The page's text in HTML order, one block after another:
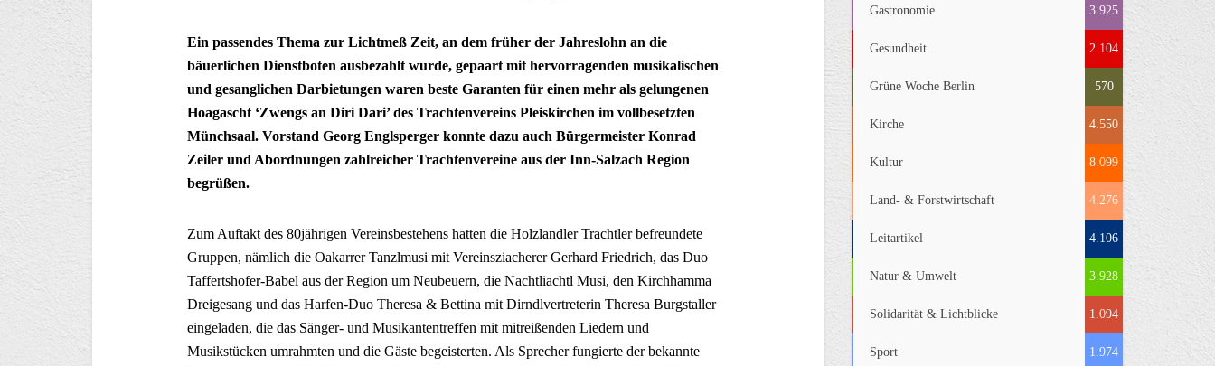
Ein passendes Thema zur Lichtmeß Zeit, an dem früher der Jahreslohn an die
bäuerlichen Dienstboten ausbezahlt wurde, gepaart mit hervorragenden musikalischen
und gesanglichen Darbietungen waren beste Garanten für einen mehr als gelungenen
Hoagascht ‘Zwengs an Diri Dari’ des Trachtenvereins Pleiskirchen im vollbesetzten
Münchsaal. Vorstand Georg Englsperger konnte dazu auch Bürgermeister Konrad
Zeiler und Abordnungen zahlreicher Trachtenvereine aus der Inn-Salzach Region
begrüßen.
Zum Auftakt des 80jährigen Vereinsbestehens hatten die Holzlandler Trachtler befreundete
Gruppen, nämlich die Oakarrer Tanzlmusi mit Vereinsziacherer Gerhard Friedrich, das Duo
Taffertshofer-Babel aus der Region um Neubeuern, die Nachtliachtl Musi, den Kirchhamma
Dreigesang und das Harfen-Duo Theresa & Bettina mit Dirndlvertreterin Theresa Burgstaller
eingeladen, die das Sänger- und Musikantentreffen mit mitreißenden Liedern und
Musikstücken umrahmten und die Gäste begeisterten. Als Sprecher fungierte der bekannte
Gastronomie 3.925
Gesundheit 2.104
Grüne Woche Berlin 570
Kirche 4.550
Kultur 8.099
Land- & Forstwirtschaft 4.276
Leitartikel 4.106
Natur & Umwelt 3.928
Solidarität & Lichtblicke 1.094
Sport 1.974